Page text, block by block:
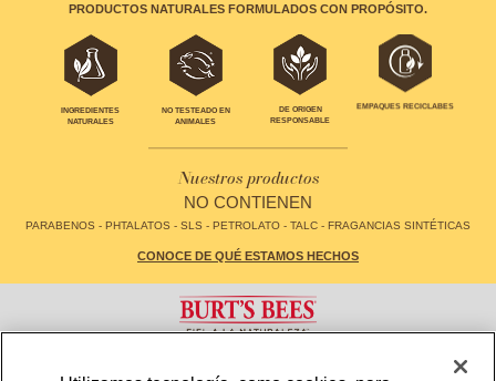
PRODUCTOS NATURALES FORMULADOS CON PROPÓSITO.
INGREDIENTES
NATURALES
NO TESTEADO EN
ANIMALES
DE ORIGEN
RESPONSABLE
EMPAQUES RECICLABES
Nuestros productos
NO CONTIENEN
PARABENOS - PHTALATOS - SLS - PETROLATO - TALC - FRAGANCIAS SINTÉTICAS
CONOCE DE QUÉ ESTAMOS HECHOS